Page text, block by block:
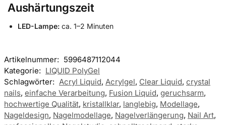
Aushärtungszeit
LED-Lampe: ca. 1–2 Minuten
Artikelnummer: 5996487112044
Kategorie: LIQUID PolyGel
Schlagwörter: Acryl Liquid, Acrylgel, Clear Liquid, crystal
nails, einfache Verarbeitung, Fusion Liquid, geruchsarm,
hochwertige Qualität, kristallklar, langlebig, Modellage,
Nageldesign, Nagelmodellage, Nagelverlängerung, Nail Art,